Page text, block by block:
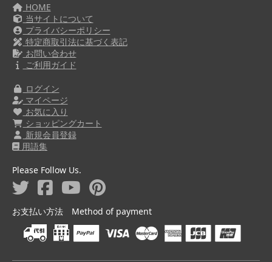
HOME
当サイトについて
プライバシーポリシー
特定商取引法に基づく表記
お問い合わせ
ご利用ガイド
ログイン
マイページ
お気に入り
ショッピングカート
新規会員登録
用語集
Please Follow Us.
お支払い方法 Method of payment